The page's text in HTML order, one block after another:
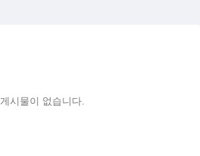
게시물이 없습니다.